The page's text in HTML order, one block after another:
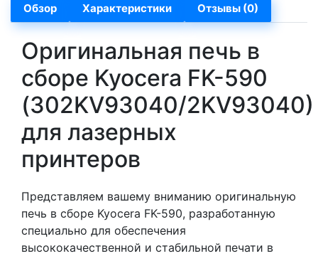
Обзор Характеристики Отзывы (0)
Оригинальная печь в
сборе Kyocera FK-590
(302KV93040/2KV93040)
для лазерных
принтеров
Представляем вашему вниманию оригинальную
печь в сборе Kyocera FK-590, разработанную
специально для обеспечения
высококачественной и стабильной печати в